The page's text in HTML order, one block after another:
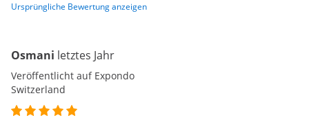
Ursprüngliche Bewertung anzeigen
Osmani letztes Jahr
Veröffentlicht auf Expondo
Switzerland